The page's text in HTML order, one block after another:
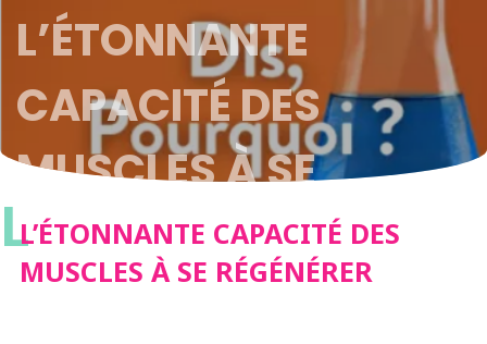
L’ÉTONNANTE
CAPACITÉ DES
MUSCLES À SE
RÉGÉNÉRER
LL’ÉTONNANTE CAPACITÉ DES
MUSCLES À SE RÉGÉNÉRER